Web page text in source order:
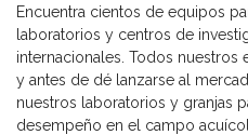
Encuentra cientos de equipos
laboratorios y centros de
internacionales. Todos nuestros
y antes de dé lanzarse al
nuestros laboratorios y granjas
desempeño en el campo